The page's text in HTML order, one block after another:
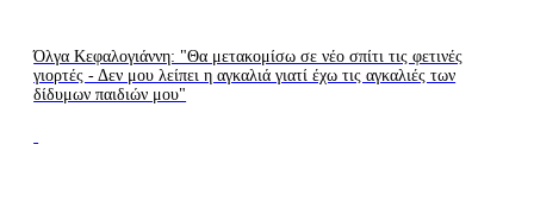
Όλγα Κεφαλογιάννη: "Θα μετακομίσω σε νέο σπίτι τις φετινές
γιορτές - Δεν μου λείπει η αγκαλιά γιατί έχω τις αγκαλιές των
δίδυμων παιδιών μου"